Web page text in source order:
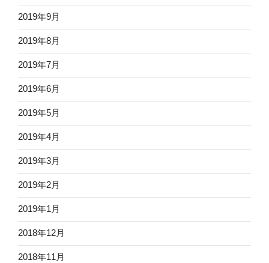
2019年9月
2019年8月
2019年7月
2019年6月
2019年5月
2019年4月
2019年3月
2019年2月
2019年1月
2018年12月
2018年11月